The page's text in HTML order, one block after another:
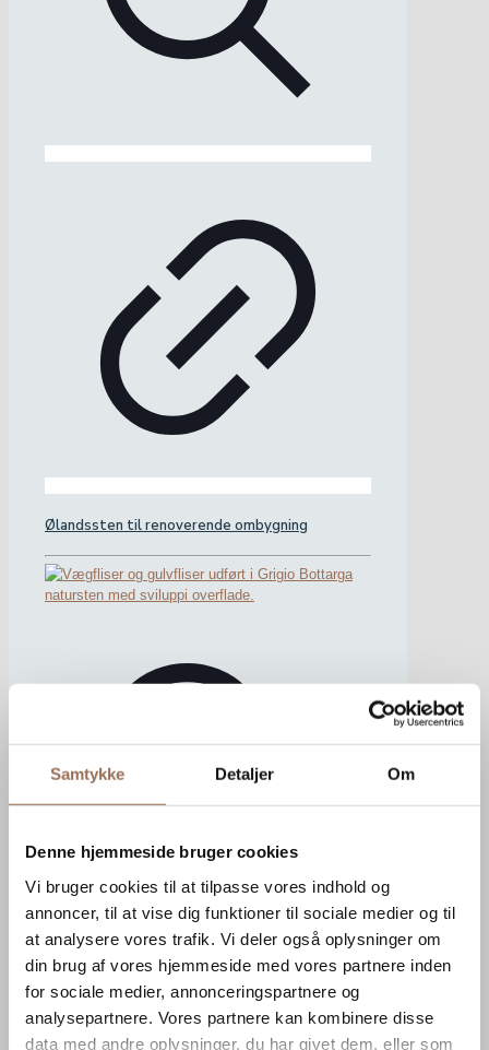
Samtykke Detaljer Om
Denne hjemmeside bruger cookies
Vi bruger cookies til at tilpasse vores indhold og
annoncer, til at vise dig funktioner til sociale medier og til
at analysere vores trafik. Vi deler også oplysninger om
din brug af vores hjemmeside med vores partnere inden
for sociale medier, annonceringspartnere og
analysepartnere. Vores partnere kan kombinere disse
data med andre oplysninger, du har givet dem, eller som
Ølandssten til renoverende ombygning